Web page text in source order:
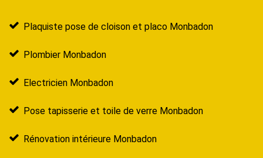
Plaquiste pose de cloison et placo Monbadon
Plombier Monbadon
Electricien Monbadon
Pose tapisserie et toile de verre Monbadon
Rénovation intérieure Monbadon